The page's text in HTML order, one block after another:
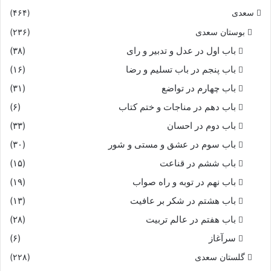
. سعدی
(۴۶۴)
بوستان سعدی (۲۳۶)
باب اول در عدل و تدبیر و رای
(۳۸)
باب پنجم در باب تسلیم و رضا
(۱۶)
باب چهارم در تواضع
(۳۱)
باب دهم در مناجات و ختم کتاب
(۶)
باب دوم در احسان
(۳۳)
باب سوم در عشق و مستی و شور
(۳۰)
باب ششم در قناعت
(۱۵)
باب نهم در توبه و راه صواب
(۱۹)
باب هشتم در شکر بر عافیت
(۱۳)
باب هفتم در عالم تربیت
(۲۸)
سرآغاز
(۶)
گلستان سعدی (۲۲۸)